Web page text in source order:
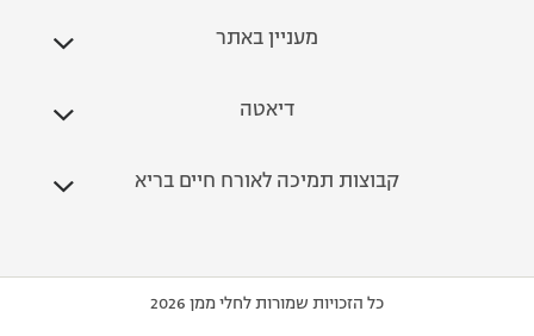
מעניין באתר
דיאטה
קבוצות תמיכה לאורח חיים בריא
כל הזכויות שמורות לחלי ממן 2026